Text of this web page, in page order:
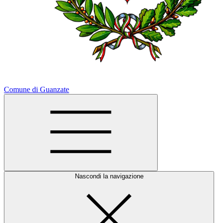
Comune di Guanzate
Nascondi la navigazione